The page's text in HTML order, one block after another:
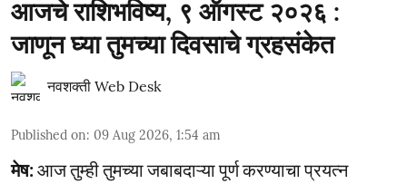
आजचे राशिभविष्य, ९ ऑगस्ट २०२६ :
जाणून घ्या तुमच्या दिवसाचे ग्रहसंकेत
नवशक्ती Web Desk
Published on: 09 Aug 2026, 1:54 am
मेष:आज तुम्ही तुमच्या जबाबदाऱ्या पूर्ण करण्याचा प्रयत्न